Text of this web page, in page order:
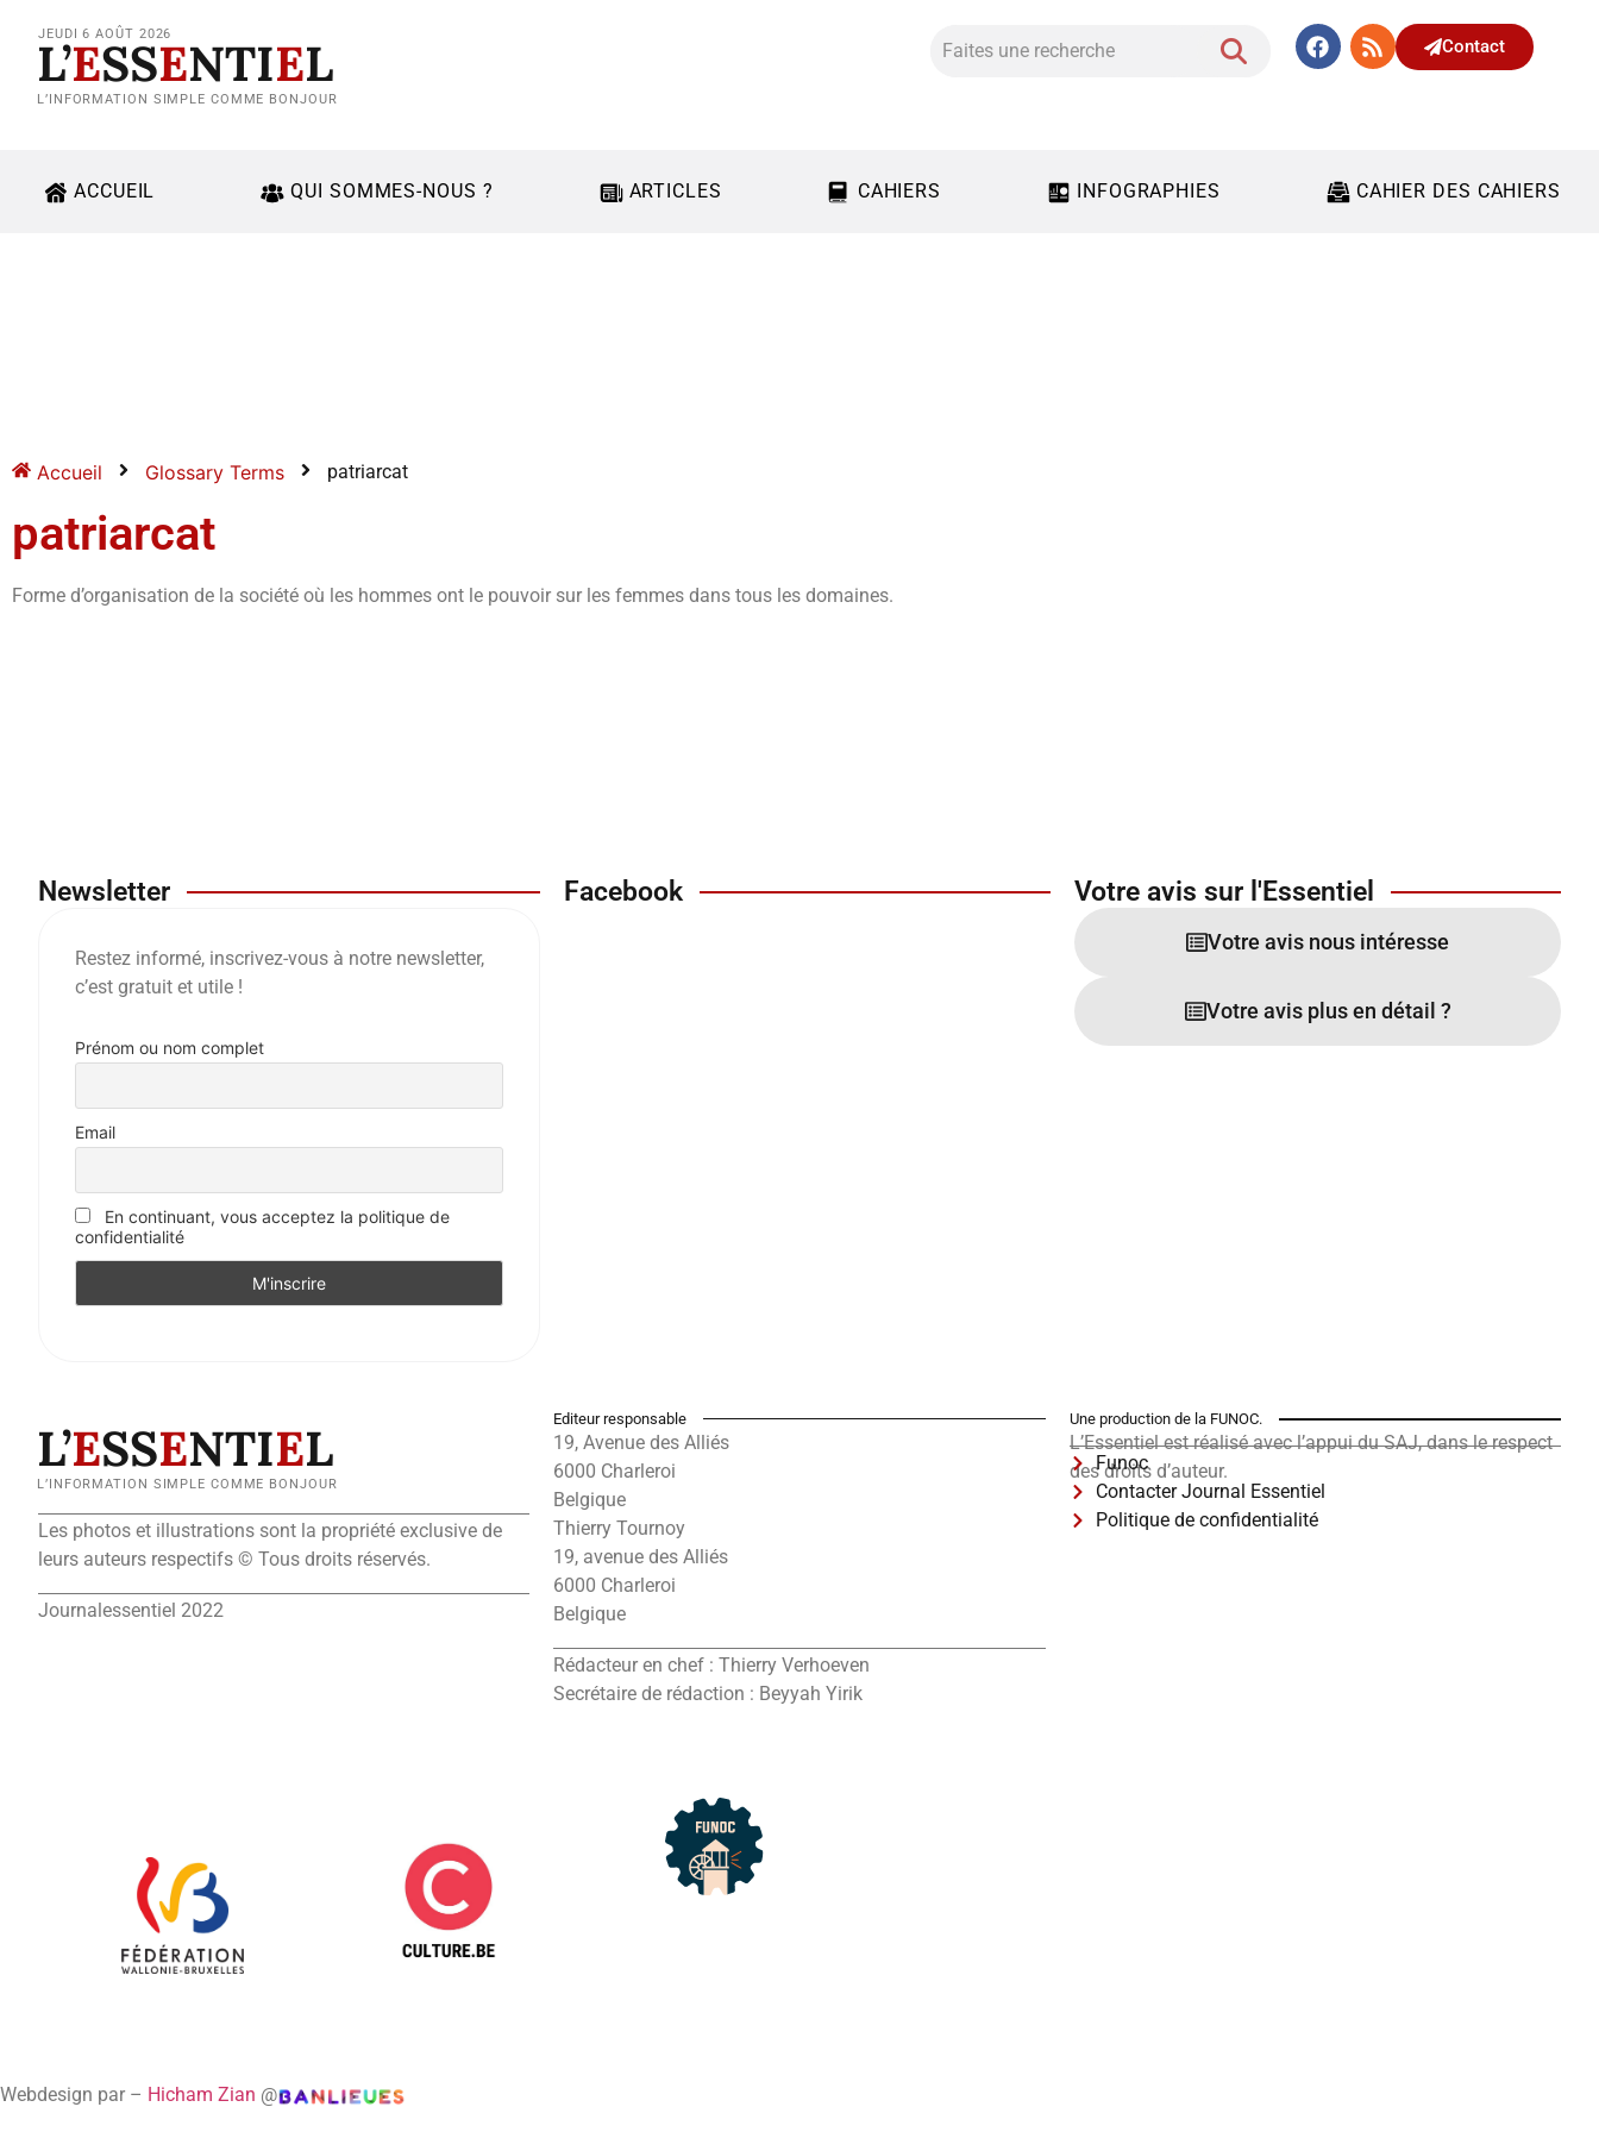
JEUDI 6 AOÛT 2026
L’ESSENTIEL
L’INFORMATION SIMPLE COMME BONJOUR
Contact
ACCUEIL QUI SOMMES-NOUS ? ARTICLES CAHIERS INFOGRAPHIES CAHIER DES CAHIERS
Accueil Glossary Terms patriarcat
patriarcat
Forme d’organisation de la société où les hommes ont le pouvoir sur les femmes dans tous les domaines.
Newsletter
Restez informé, inscrivez-vous à notre newsletter,
c’est gratuit et utile !
Prénom ou nom complet
Email
En continuant, vous acceptez la politique de
confidentialité
Facebook Votre avis sur l'Essentiel
Votre avis nous intéresse
Votre avis plus en détail ?
L’ESSENTIEL
L’INFORMATION SIMPLE COMME BONJOUR
Les photos et illustrations sont la propriété exclusive de
leurs auteurs respectifs © Tous droits réservés.
Journalessentiel 2022
Editeur responsable
19, Avenue des Alliés
6000 Charleroi
Belgique
Thierry Tournoy
19, avenue des Alliés
6000 Charleroi
Belgique
Rédacteur en chef : Thierry Verhoeven
Secrétaire de rédaction : Beyyah Yirik
Une production de la FUNOC.
L’Essentiel est réalisé avec l’appui du SAJ, dans le respect
des droits d’auteur.
Funoc
Contacter Journal Essentiel
Politique de confidentialité
Webdesign par – Hicham Zian @